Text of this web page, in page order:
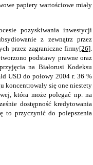
papiery wartościowe miały
pozyskiwania inwestycji
z zewnątrz przez
przez zagraniczne firmy[26].
podstawy prawne oraz
na Białorusi Kodeksu
USD do połowy 2004 r. 36 %
koncentrowały się one niestety
która może polegać np. na
dostępność kredytowania
to przyczynić do polepszenia